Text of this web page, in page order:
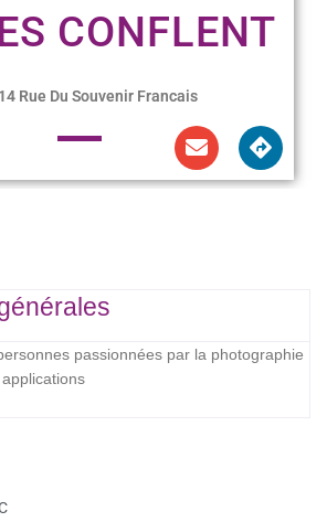
CONFLENT
14 Rue Du Souvenir Francais
passionnées par la photographie